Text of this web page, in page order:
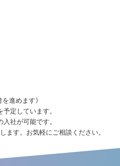
進めます》
定しています。
社が可能です。
ます。お気軽にご相談ください。